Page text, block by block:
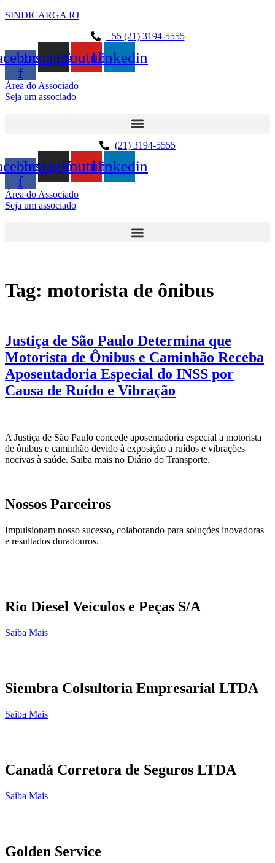
SINDICARGA RJ
+55 (21) 3194-5555
f
InstagramYoutubeLinkedin
Área do Associado
Seja um associado
(21) 3194-5555
f
InstagramYoutubeLinkedin
Área do Associado
Seja um associado
Tag: motorista de ônibus
Justiça de São Paulo Determina que
Motorista de Ônibus e Caminhão Receba
Aposentadoria Especial do INSS por
Causa de Ruído e Vibração
A Justiça de São Paulo concede aposentadoria especial a motorista
de ônibus e caminhão devido à exposição a ruídos e vibrações
nocivas à saúde. Saiba mais no Diário do Transporte.
Nossos Parceiros
Impulsionam nosso sucesso, colaborando para soluções inovadoras
e resultados duradouros.
Rio Diesel Veículos e Peças S/A
Saiba Mais
Siembra Colsultoria Empresarial LTDA
Saiba Mais
Canadá Corretora de Seguros LTDA
Saiba Mais
Golden Service